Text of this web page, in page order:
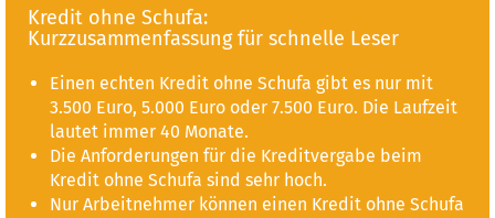
Kredit ohne Schufa:
Kurzzusammenfassung für schnelle Leser
Einen echten Kredit ohne Schufa gibt es nur mit
3.500 Euro, 5.000 Euro oder 7.500 Euro. Die Laufzeit
lautet immer 40 Monate.
Die Anforderungen für die Kreditvergabe beim
Kredit ohne Schufa sind sehr hoch.
Nur Arbeitnehmer können einen Kredit ohne Schufa